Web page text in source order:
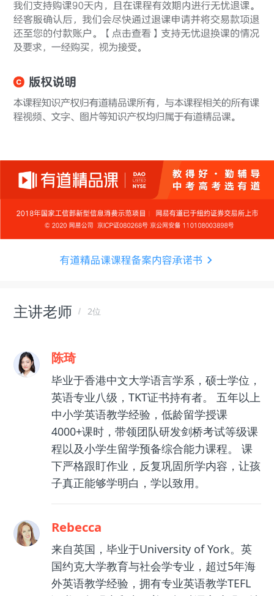
主讲老师 2位
陈琦
毕业于香港中文大学语言学系，硕士学位，
英语专业八级，TKT证书持有者。 五年以上
中小学英语教学经验，低龄留学授课
4000+课时，带领团队研发剑桥考试等级课
程以及小学生留学预备综合能力课程。 课
下严格跟盯作业，反复巩固所学内容，让孩
子真正能够学明白，学以致用。
Rebecca
来自英国，毕业于University of York。英
国约克大学教育与社会学专业，超过5年海
外英语教学经验，拥有专业英语教学TEFL